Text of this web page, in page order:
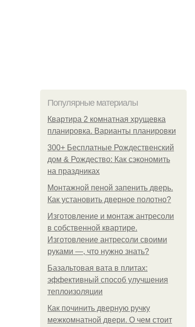
Популярные материалы
Квартира 2 комнатная хрущевка
планировка. Варианты планировки
300+ Бесплатные Рождественский
дом & Рождество: Как сэкономить
на праздниках
Монтажной пеной запенить дверь.
Как установить дверное полотно?
Изготовление и монтаж антресоли
в собственной квартире.
Изготовление антресоли своими
руками —, что нужно знать?
Базальтовая вата в плитах:
эффективный способ улучшения
теплоизоляции
Как починить дверную ручку
межкомнатной двери. О чем стоит